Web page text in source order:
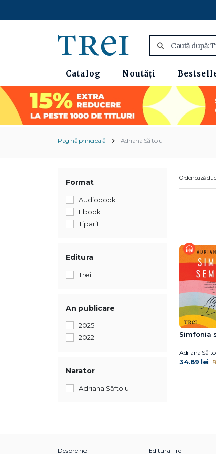
Catalog Noutăți
Pagină principală Adriana Săftoiu
Format
Audiobook
Ebook
Tiparit
Editura
Trei
An publicare
2025
2022
Narator
Adriana Săftoiu
Ordonează
Simfonia
Adriana
34.89 lei
Despre noi Editura Trei